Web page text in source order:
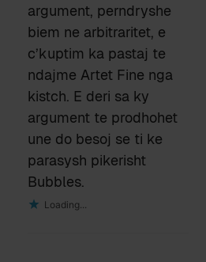
argument, perndryshe
biem ne arbitraritet, e
c’kuptim ka pastaj te
ndajme Artet Fine nga
kistch. E deri sa ky
argument te prodhohet
une do besoj se ti ke
parasysh pikerisht
Bubbles.
Loading...